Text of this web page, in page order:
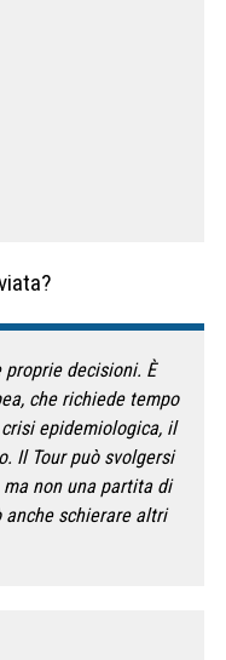
proprie decisioni. È
che richiede tempo
epidemiologica, il
Il Tour può svolgersi
non una partita di
anche schierare altri